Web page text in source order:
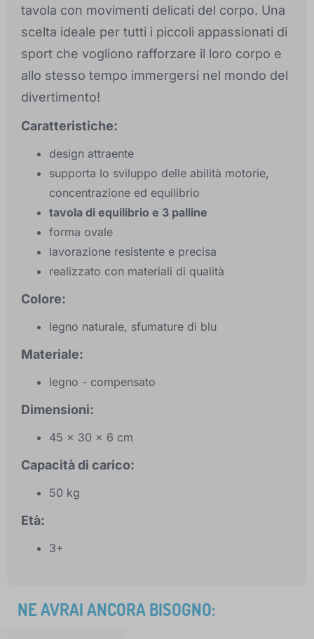
tavola con movimenti delicati del corpo. Una
scelta ideale per tutti i piccoli appassionati di
sport che vogliono rafforzare il loro corpo e
allo stesso tempo immergersi nel mondo del
divertimento!
Caratteristiche:
design attraente
supporta lo sviluppo delle abilità motorie,
concentrazione ed equilibrio
tavola di equilibrio e 3 palline
forma ovale
lavorazione resistente e precisa
realizzato con materiali di qualità
Colore:
legno naturale, sfumature di blu
Materiale:
legno - compensato
Dimensioni:
45 x 30 x 6 cm
Capacità di carico:
50 kg
Età:
3+
NE AVRAI ANCORA BISOGNO: